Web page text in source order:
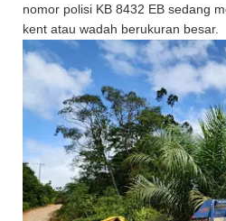
nomor polisi KB 8432 EB sedang
kent atau wadah berukuran besar.